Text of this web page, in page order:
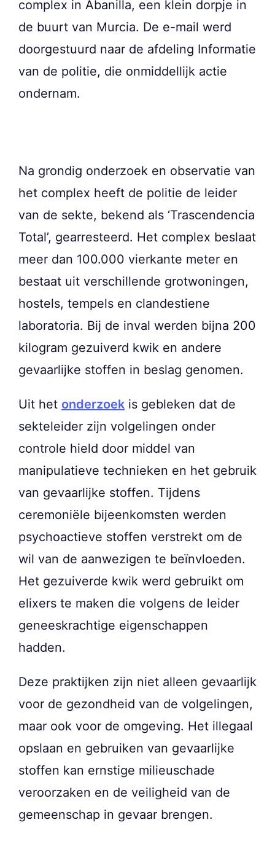
complex in Abanilla, een klein dorpje in
de buurt van Murcia. De e-mail werd
doorgestuurd naar de afdeling Informatie
van de politie, die onmiddellijk actie
ondernam.
Na grondig onderzoek en observatie van
het complex heeft de politie de leider
van de sekte, bekend als ‘Trascendencia
Total’, gearresteerd. Het complex beslaat
meer dan 100.000 vierkante meter en
bestaat uit verschillende grotwoningen,
hostels, tempels en clandestiene
laboratoria. Bij de inval werden bijna 200
kilogram gezuiverd kwik en andere
gevaarlijke stoffen in beslag genomen.
Uit het onderzoek is gebleken dat de
sekteleider zijn volgelingen onder
controle hield door middel van
manipulatieve technieken en het gebruik
van gevaarlijke stoffen. Tijdens
ceremoniële bijeenkomsten werden
psychoactieve stoffen verstrekt om de
wil van de aanwezigen te beïnvloeden.
Het gezuiverde kwik werd gebruikt om
elixers te maken die volgens de leider
geneeskrachtige eigenschappen
hadden.
Deze praktijken zijn niet alleen gevaarlijk
voor de gezondheid van de volgelingen,
maar ook voor de omgeving. Het illegaal
opslaan en gebruiken van gevaarlijke
stoffen kan ernstige milieuschade
veroorzaken en de veiligheid van de
gemeenschap in gevaar brengen.